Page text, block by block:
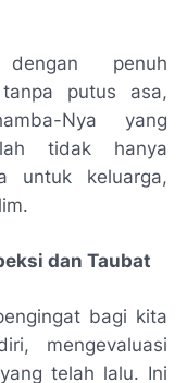
dengan penuh
putus asa,
Nya yang
tidak hanya
untuk keluarga,
dan Taubat
bagi kita
mengevaluasi
telah lalu. Ini